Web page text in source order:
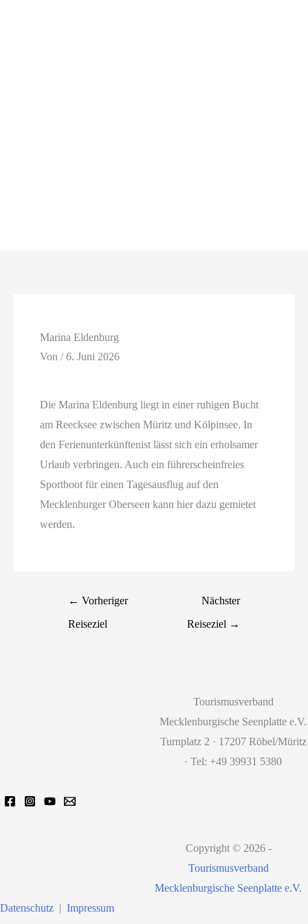
Marina Eldenburg
Von/6. Juni 2026
Die Marina Eldenburg liegt in einer ruhigen Bucht
am Reecksee zwischen Müritz und Kölpinsee. In
den Ferienunterkünftenist lässt sich ein erholsamer
Urlaub verbringen. Auch ein führerscheinfreies
Sportboot für einen Tagesausflug auf den
Mecklenburger Oberseen kann hier dazu gemietet
werden.
← Vorheriger
Reiseziel
Nächster
Reiseziel →
Tourismusverband
Mecklenburgische Seenplatte e.V.
Turnplatz 2 · 17207 Röbel/Müritz
· Tel: +49 39931 5380
Copyright © 2026 -
Tourismusverband
Mecklenburgische Seenplatte e.V.
Datenschutz | Impressum